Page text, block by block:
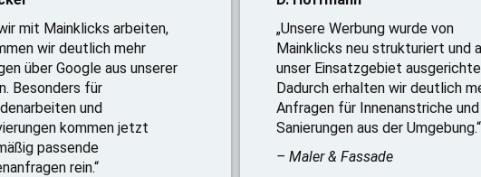
mit Mainklicks arbeiten,
wir deutlich mehr
über Google aus unserer
Besonders für
und
kommen jetzt
passende
rein.“
„Unsere Werbung wurde von
Mainklicks neu strukturiert und
unser Einsatzgebiet
Dadurch erhalten wir deutlich
Anfragen für Innenanstriche und
Sanierungen aus der Umgebung.“
– Maler & Fassade